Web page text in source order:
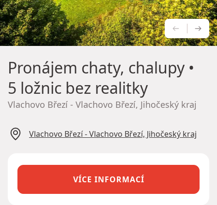
Pronájem chaty, chalupy•
5 ložnic bez realitky
Vlachovo Březí - Vlachovo Březí, Jihočeský kraj
Vlachovo Březí - Vlachovo Březí, Jihočeský kraj
VÍCE INFORMACÍ